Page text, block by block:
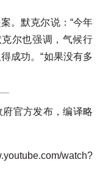
。默克尔说：“今年
尔也强调，气候行
成功。“如果没有多
官方发布，编译略
watch?